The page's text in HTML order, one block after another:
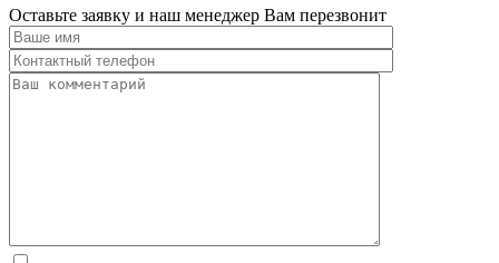
Оставьте заявку и наш менеджер Вам перезвонит